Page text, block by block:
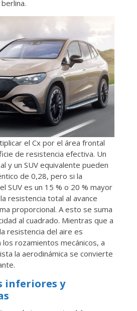
el Cx​ por el área frontal
de resistencia efectiva. Un
y un SUV equivalente pueden
de 0,28, pero si la
SUV es un 15 % o 20 % mayor
resistencia total al avance
proporcional. A esto se suma
al cuadrado. Mientras que a
resistencia del aire es
rozamientos mecánicos, a
la aerodinámica se convierte
inferiores y